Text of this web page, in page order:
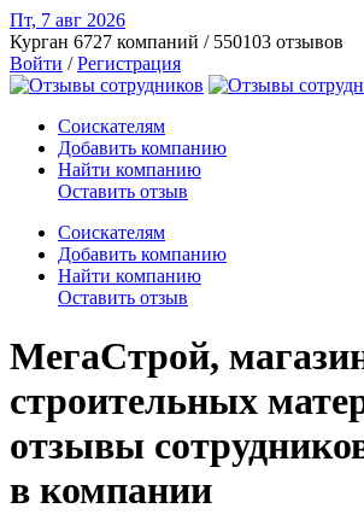
Пт, 7 авг 2026
Курган 6727 компаний / 550103 отзывов
Войти /Регистрация
Соискателям
Добавить компанию
Найти компанию
Оставить отзыв
Соискателям
Добавить компанию
Найти компанию
Оставить отзыв
МегаСтрой,
строительных
отзывы
в компании